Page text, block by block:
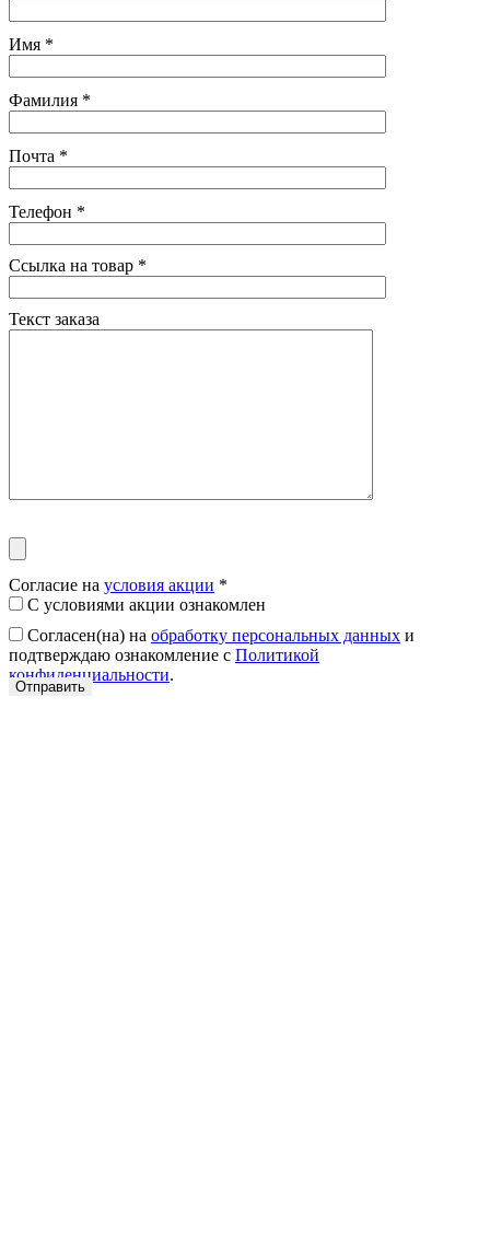
Имя *
Фамилия *
Почта *
Телефон *
Ссылка на товар *
Текст заказа
Согласие на условия акции *
С условиями акции ознакомлен
Согласен(на) на обработку персональных данных и
подтверждаю ознакомление с Политикой
конфиденциальности.